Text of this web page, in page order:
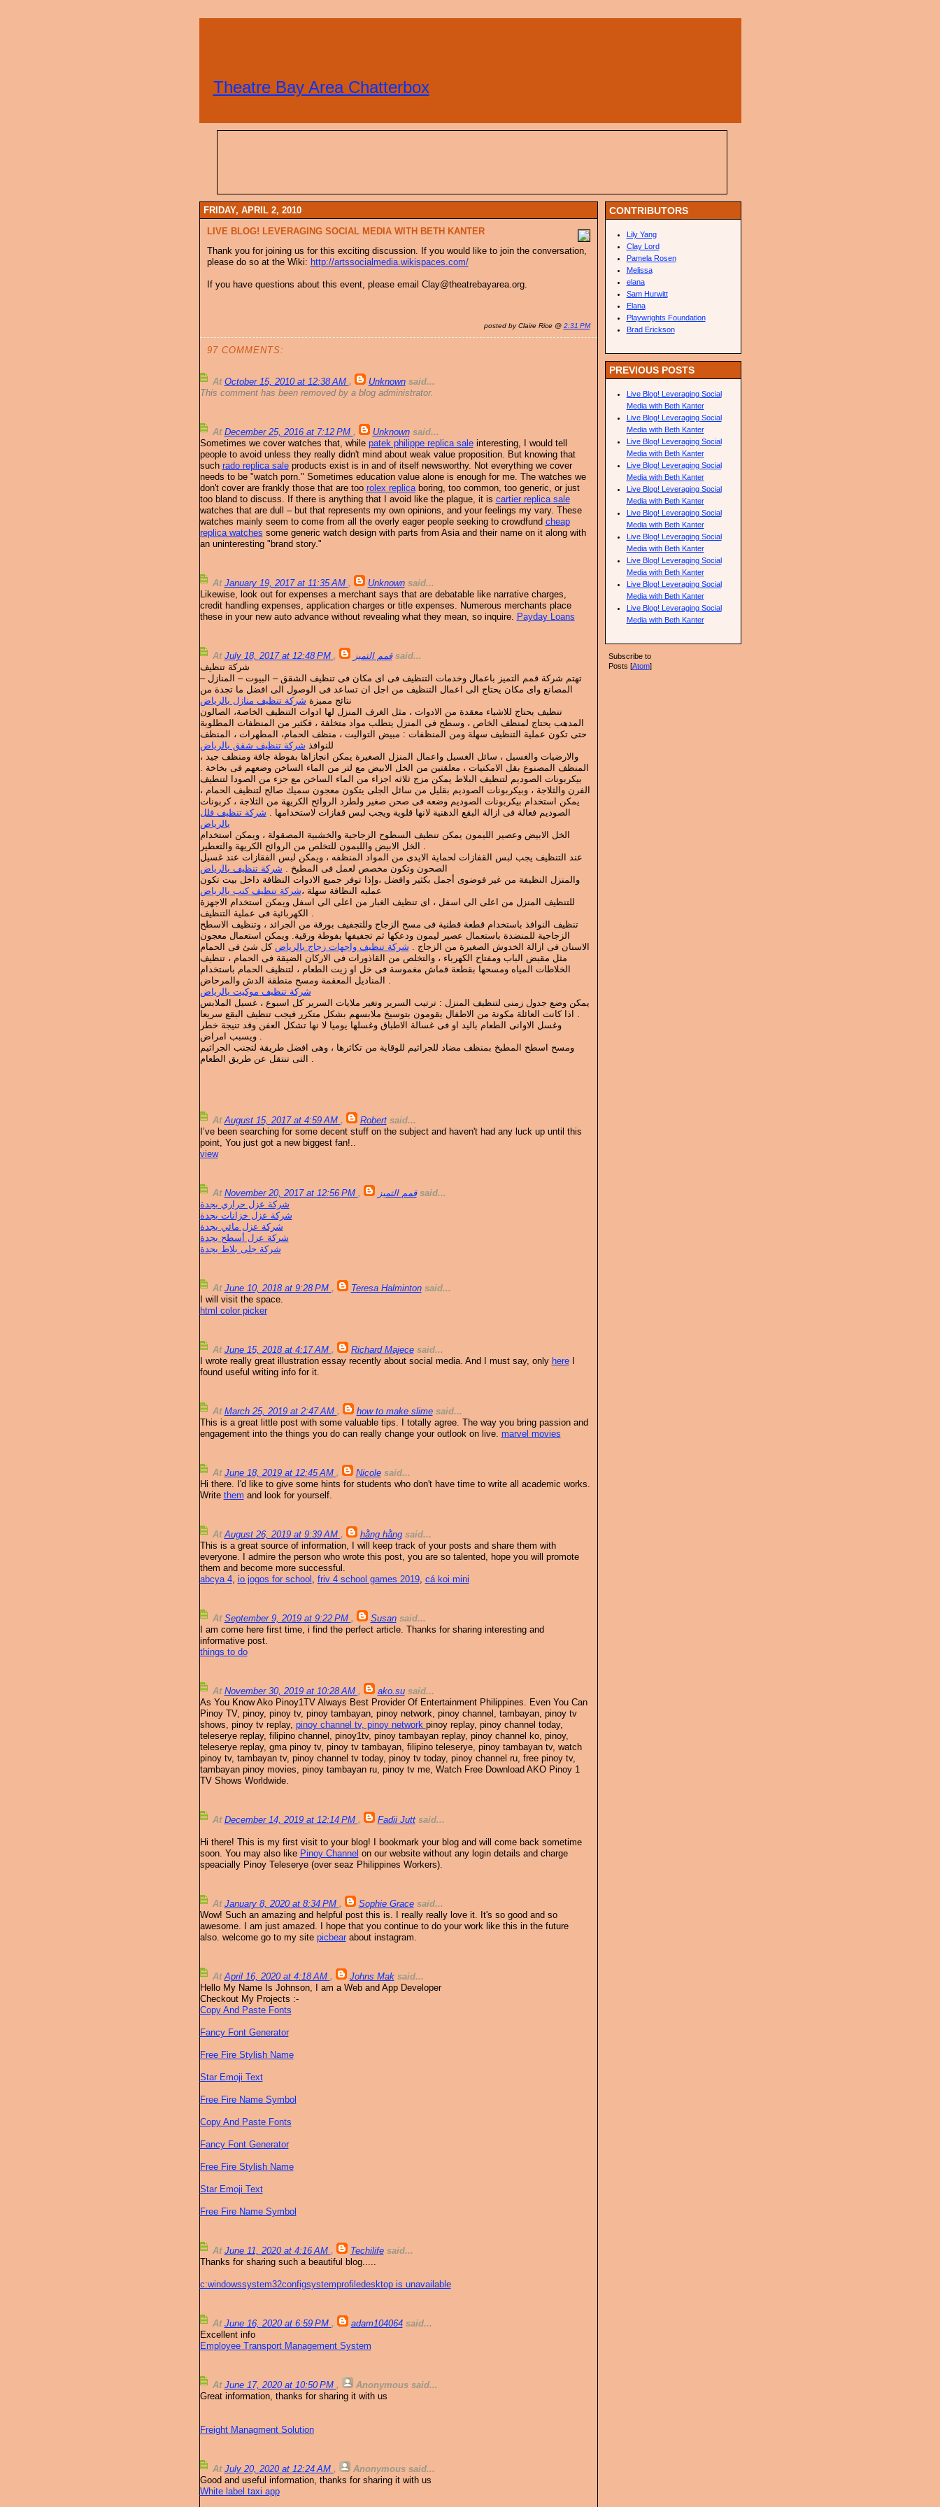
Theatre Bay Area Chatterbox
FRIDAY, APRIL 2, 2010
LIVE BLOG! LEVERAGING SOCIAL MEDIA WITH BETH KANTER
Thank you for joining us for this exciting discussion. If you would like to join the conversation,
please do so at the Wiki: http://artssocialmedia.wikispaces.com/
If you have questions about this event, please email Clay@theatrebayarea.org.
posted by Claire Rice @ 2:31 PM
97 COMMENTS:
At October 15, 2010 at 12:38 AM , Unknownsaid...
This comment has been removed by a blog administrator.
At December 25, 2016 at 7:12 PM , Unknownsaid...
Sometimes we cover watches that, while patek philippe replica saleinteresting, I would tell
people to avoid unless they really didn't mind about weak value proposition. But knowing that
such rado replica saleproducts exist is in and of itself newsworthy. Not everything we cover
needs to be "watch porn." Sometimes education value alone is enough for me. The watches we
don't cover are frankly those that are too rolex replicaboring, too common, too generic, or just
too bland to discuss. If there is anything that I avoid like the plague, it is cartier replica sale
watches that are dull – but that represents my own opinions, and your feelings my vary. These
watches mainly seem to come from all the overly eager people seeking to crowdfund cheap
replica watches some generic watch design with parts from Asia and their name on it along with
an uninteresting "brand story."
At January 19, 2017 at 11:35 AM , Unknownsaid...
Likewise, look out for expenses a merchant says that are debatable like narrative charges,
credit handling expenses, application charges or title expenses. Numerous merchants place
these in your new auto advance without revealing what they mean, so inquire. Payday Loans
At July 18, 2017 at 12:48 PM , قمم التميزsaid...
شركة تنظيف
تهتم شركة قمم التميز باعمال وخدمات التنظيف فى اى مكان فى تنظيف الشقق – البيوت – المنازل –
المصانع واى مكان يحتاج الى اعمال التنظيف من اجل ان تساعد فى الوصول الى افضل ما تجدة من
نتائج مميزة شركة تنظيف منازل بالرياض
تنظيف يحتاج للاشياء معقدة من الادوات ، مثل الغرف المنزل لها ادوات التنظيف الخاصة، الصالون
المدهب يحتاج لمنظف الخاص ، وسطح فى المنزل يتطلب مواد متخلفة ، فكثير من المنظفات المطلوبة
حتى تكون عملية التنظيف سهلة ومن المنظفات : مبيض التواليت ، منظف الحمام، المطهرات ، المنظف
للنوافذ شركة تنظيف شقق بالرياض
والارضيات والغسيل ، سائل الغسيل واعمال المنزل الصغيرة يمكن انجازاها بفوطة جافة ومنظف جيد ،
المنظف المصنوع بقل الامكنيات ، معلقتين من الخل الابيض مع لتر من الماء الساخن وضعهم فى بخاخة .
بيكربونات الصوديم لتنظيف البلاط يمكن مزج ثلاثه اجزاء من الماء الساخن مع جزء من الصودا لتنطيف
الفرن والثلاجة ، وبيكربونات الصوديم بقليل من سائل الجلى يتكون معجون سميك صالح لتنظيف الحمام ،
يمكن استخدام بيكربونات الصوديم وضعه فى صحن صغير ولطرد الروائح الكريهة من الثلاجة ، كربونات
الصوديم فعالة فى ازالة البقع الدهنية لانها قلوية ويجب لبس قفازات لاستخدامها . شركة تنظيف فلل
بالرياض
الخل الابيض وعصير الليمون يمكن تنظيف السطوح الزجاجية والخشبية المصقولة ، ويمكن استخدام
الخل الابيض والليمون للتخلص من الروائح الكريهة والتعطير .
عند التنظيف يجب لبس القفازات لحماية الايدى من المواد المنظفه ، ويمكن لبس الفقازات عند غسيل
الصحون وتكون مخصص لعمل فى المطبخ . شركة تنظيف بالرياض
والمنزل النظيفة من غير فوضوى أجمل بكثير وافضل ،وإذا توفر جميع الادوات النظافة داخل بيت تكون
عمليه النظافة سهلة ،شركة تنظيف كنب بالرياض
للتنظيف المنزل من اعلى الى اسفل ، اى تنظيف الغبار من اعلى الى اسفل ويمكن استخدام الاجهزة
الكهربائية فى عملية التنظيف .
تنظيف النوافذ باستخدام قطعة قطنية فى مسح الزجاج وللتجفيف بورقة من الجرائد ، وتنظيف الاسطح
الزجاجية للمنضدة باستعمال عصير ليمون ودعكها ثم تجفيفها بفوطة ورقية. ويمكن استعمال معجون
الاسنان فى ازالة الخدوش الصغيرة من الزجاج . شركة تنظيف واجهات زجاج بالرياض كل شئ فى الحمام
مثل مقبض الباب ومفتاح الكهرباء ، والتخلص من القاذورات فى الاركان الضيقة فى الحمام ، تنظيف
الخلاطات المياه ومسحها بقطعة قماش مغموسة فى خل او زيت الطعام ، لتنظيف الحمام باستخدام
المناديل المعقمة ومسح منطقة الدش والمرحاض .
شركة تنظيف موكيت بالرياض
يمكن وضع جدول زمنى لتنظيف المنزل : ترتيب السرير وتغير ملايات السرير كل اسبوع ، غسيل الملابس
اذا كانت العائلة مكونة من الاطفال يقومون بتوسيخ ملابسهم بشكل متكرر فيجب تنظيف البقع سريعا .
وغسل الاوانى الطعام باليد او فى غسالة الاطباق وغسلها يوميا لا نها تشكل العفن وقد تنيجة خطر
ويسبب امراض .
ومسح اسطح المطبخ بمنظف مضاد للجراثيم للوقاية من تكاثرها ، وهى افضل طريقة لتجنب الجراثيم
التى تنتقل عن طريق الطعام .
AtAugust 15, 2017 at 4:59 AM , Robertsaid...
I’ve been searching for some decent stuff on the subject and haven't had any luck up until this
point, You just got a new biggest fan!..
view
At November 20, 2017 at 12:56 PM , قمم التميزsaid...
شركة عزل حراري بجدة
شركة عزل خزانات بجدة
شركة عزل مائي بجدة
شركة عزل أسطح بجدة
شركة جلى بلاط بجدة
At June 10, 2018 at 9:28 PM , Teresa Halmintonsaid...
I will visit the space.
html color picker
At June 15, 2018 at 4:17 AM , Richard Majecesaid...
I wrote really great illustration essay recently about social media. And I must say, only hereI
found useful writing info for it.
At March 25, 2019 at 2:47 AM , how to make slimesaid...
This is a great little post with some valuable tips. I totally agree. The way you bring passion and
engagement into the things you do can really change your outlook on live. marvel movies
At June 18, 2019 at 12:45 AM , Nicolesaid...
Hi there. I'd like to give some hints for students who don't have time to write all academic works.
Write them and look for yourself.
AtAugust 26, 2019 at 9:39 AM , hằng hằngsaid...
This is a great source of information, I will keep track of your posts and share them with
everyone. I admire the person who wrote this post, you are so talented, hope you will promote
them and become more successful.
abcya 4, io jogos for school , friv 4 school games 2019, cá koi mini
At September 9, 2019 at 9:22 PM , Susansaid...
I am come here first time, i find the perfect article. Thanks for sharing interesting and
informative post.
things to do
At November 30, 2019 at 10:28 AM , ako.susaid...
As You Know Ako Pinoy1TV Always Best Provider Of Entertainment Philippines. Even You Can
Pinoy TV, pinoy, pinoy tv, pinoy tambayan, pinoy network, pinoy channel, tambayan, pinoy tv
shows, pinoy tv replay, pinoy channel tv, pinoy network pinoy replay, pinoy channel today,
teleserye replay, filipino channel, pinoy1tv, pinoy tambayan replay, pinoy channel ko, pinoy,
teleserye replay, gma pinoy tv, pinoy tv tambayan, filipino teleserye, pinoy tambayan tv, watch
pinoy tv, tambayan tv, pinoy channel tv today, pinoy tv today, pinoy channel ru, free pinoy tv,
tambayan pinoy movies, pinoy tambayan ru, pinoy tv me, Watch Free Download AKO Pinoy 1
TV Shows Worldwide.
At December 14, 2019 at 12:14 PM , Fadii Juttsaid...
Hi there! This is my first visit to your blog! I bookmark your blog and will come back sometime
soon. You may also like Pinoy Channel on our website without any login details and charge
speacially Pinoy Teleserye (over seaz Philippines Workers).
At January 8, 2020 at 8:34 PM , Sophie Gracesaid...
Wow! Such an amazing and helpful post this is. I really really love it. It's so good and so
awesome. I am just amazed. I hope that you continue to do your work like this in the future
also. welcome go to my site picbearabout instagram.
AtApril 16, 2020 at 4:18 AM , Johns Maksaid...
Hello My Name Is Johnson, I am a Web and App Developer
Checkout My Projects :-
Copy And Paste Fonts
Fancy Font Generator
Free Fire Stylish Name
Star Emoji Text
Free Fire Name Symbol
Copy And Paste Fonts
Fancy Font Generator
Free Fire Stylish Name
Star Emoji Text
Free Fire Name Symbol
At June 11, 2020 at 4:16 AM , Techilifesaid...
Thanks for sharing such a beautiful blog.....
c:windowssystem32configsystemprofiledesktop is unavailable
At June 16, 2020 at 6:59 PM , adam104064said...
Excellent info
Employee Transport Management System
At June 17, 2020 at 10:50 PM , Anonymoussaid...
Great information, thanks for sharing it with us
Freight Managment Solution
At July 20, 2020 at 12:24 AM , Anonymoussaid...
Good and useful information, thanks for sharing it with us
White label taxi app
CONTRIBUTORS
Lily Yang
Clay Lord
Pamela Rosen
Melissa
elana
Sam Hurwitt
Elana
Playwrights Foundation
Brad Erickson
PREVIOUS POSTS
Live Blog! Leveraging Social
Media with Beth Kanter
Live Blog! Leveraging Social
Media with Beth Kanter
Live Blog! Leveraging Social
Media with Beth Kanter
Live Blog! Leveraging Social
Media with Beth Kanter
Live Blog! Leveraging Social
Media with Beth Kanter
Live Blog! Leveraging Social
Media with Beth Kanter
Live Blog! Leveraging Social
Media with Beth Kanter
Live Blog! Leveraging Social
Media with Beth Kanter
Live Blog! Leveraging Social
Media with Beth Kanter
Live Blog! Leveraging Social
Media with Beth Kanter
Subscribe to
Posts [Atom]